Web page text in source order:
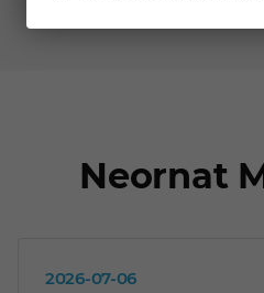
Neornat
2026-07-06